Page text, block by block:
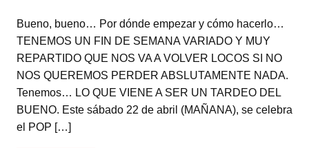
Bueno, bueno… Por dónde empezar y cómo hacerlo…
TENEMOS UN FIN DE SEMANA VARIADO Y MUY
REPARTIDO QUE NOS VA A VOLVER LOCOS SI NO
NOS QUEREMOS PERDER ABSLUTAMENTE NADA.
Tenemos… LO QUE VIENE A SER UN TARDEO DEL
BUENO. Este sábado 22 de abril (MAÑANA), se celebra
el POP […]